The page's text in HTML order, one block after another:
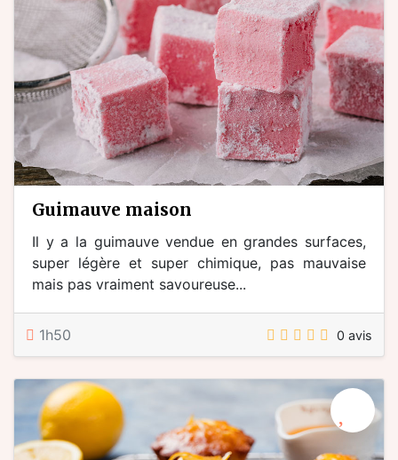
guimauve maison
Il y a la guimauve vendue en grandes surfaces,
super légère et super chimique, pas mauvaise
mais pas vraiment savoureuse...
1h50 0 avis